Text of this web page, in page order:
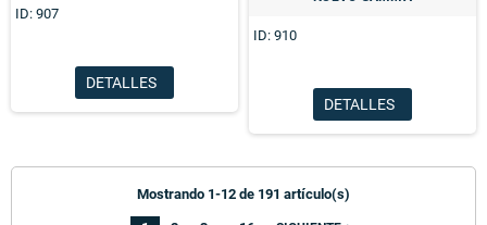
ID: 907
DETALLES
ID: 910
DETALLES
Mostrando 1-12 de 191 artículo(s)